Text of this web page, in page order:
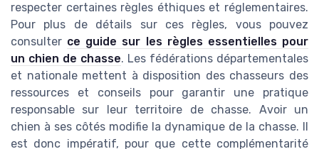
respecter certaines règles éthiques et réglementaires.
Pour plus de détails sur ces règles, vous pouvez
consulter ce guide sur les règles essentielles pour
un chien de chasse. Les fédérations départementales
et nationale mettent à disposition des chasseurs des
ressources et conseils pour garantir une pratique
responsable sur leur territoire de chasse. Avoir un
chien à ses côtés modifie la dynamique de la chasse. Il
est donc impératif, pour que cette complémentarité